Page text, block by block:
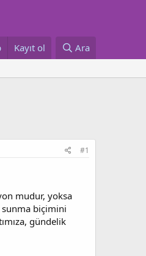
Kayıt ol Ara
#1
mudur, yoksa
biçimini
gündelik